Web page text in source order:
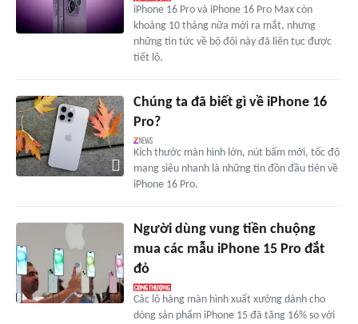
iPhone 16 Pro và iPhone 16 Pro Max còn
khoảng 10 tháng nữa mới ra mắt, nhưng
những tin tức về bộ đôi này đã liên tục được
tiết lộ.
Chúng ta đã biết gì về iPhone 16
Pro?
Kích thước màn hình lớn, nút bấm mới, tốc độ
mạng siêu nhanh là những tin đồn đầu tiên về
iPhone 16 Pro.
Người dùng vung tiền chuộng
mua các mẫu iPhone 15 Pro đắt
đỏ
Các lô hàng màn hình xuất xưởng dành cho
dòng sản phẩm iPhone 15 đã tăng 16% so với